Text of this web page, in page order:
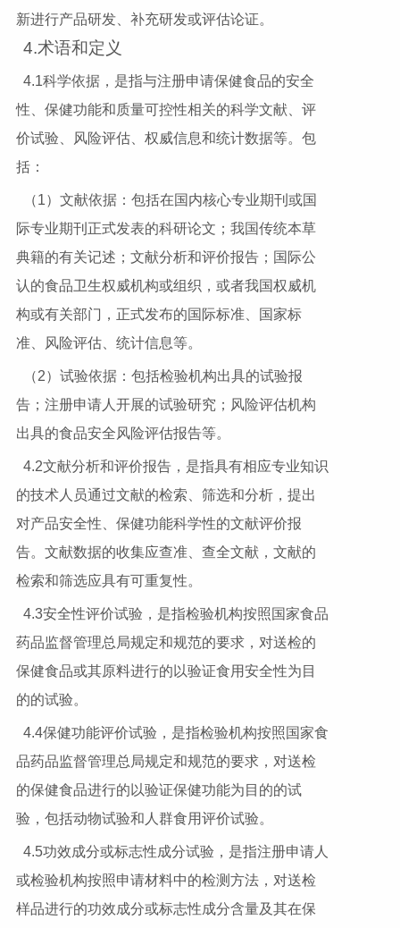
新进行产品研发、补充研发或评估论证。
4.术语和定义
4.1科学依据，是指与注册申请保健食品的安全
性、保健功能和质量可控性相关的科学文献、评
价试验、风险评估、权威信息和统计数据等。包
括：
（1）文献依据：包括在国内核心专业期刊或国
际专业期刊正式发表的科研论文；我国传统本草
典籍的有关记述；文献分析和评价报告；国际公
认的食品卫生权威机构或组织，或者我国权威机
构或有关部门，正式发布的国际标准、国家标
准、风险评估、统计信息等。
（2）试验依据：包括检验机构出具的试验报
告；注册申请人开展的试验研究；风险评估机构
出具的食品安全风险评估报告等。
4.2文献分析和评价报告，是指具有相应专业知识
的技术人员通过文献的检索、筛选和分析，提出
对产品安全性、保健功能科学性的文献评价报
告。文献数据的收集应查准、查全文献，文献的
检索和筛选应具有可重复性。
4.3安全性评价试验，是指检验机构按照国家食品
药品监督管理总局规定和规范的要求，对送检的
保健食品或其原料进行的以验证食用安全性为目
的的试验。
4.4保健功能评价试验，是指检验机构按照国家食
品药品监督管理总局规定和规范的要求，对送检
的保健食品进行的以验证保健功能为目的的试
验，包括动物试验和人群食用评价试验。
4.5功效成分或标志性成分试验，是指注册申请人
或检验机构按照申请材料中的检测方法，对送检
样品进行的功效成分或标志性成分含量及其在保